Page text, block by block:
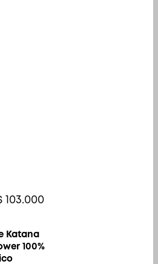
120.000.
103.000Current
Katana
100%